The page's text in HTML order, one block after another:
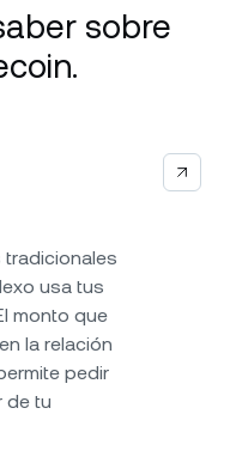
sobre
usa tus
monto que
la relación
pedir
de tu